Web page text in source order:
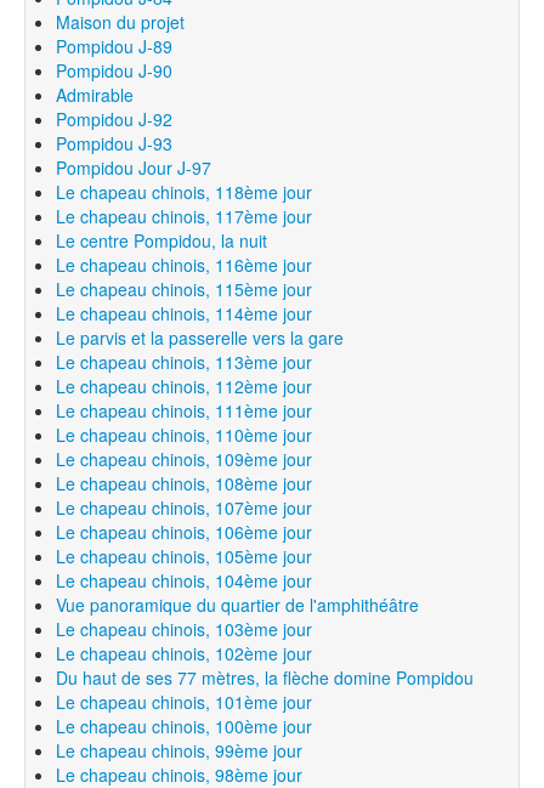
Maison du projet
Pompidou J-89
Pompidou J-90
Admirable
Pompidou J-92
Pompidou J-93
Pompidou Jour J-97
Le chapeau chinois, 118ème jour
Le chapeau chinois, 117ème jour
Le centre Pompidou, la nuit
Le chapeau chinois, 116ème jour
Le chapeau chinois, 115ème jour
Le chapeau chinois, 114ème jour
Le parvis et la passerelle vers la gare
Le chapeau chinois, 113ème jour
Le chapeau chinois, 112ème jour
Le chapeau chinois, 111ème jour
Le chapeau chinois, 110ème jour
Le chapeau chinois, 109ème jour
Le chapeau chinois, 108ème jour
Le chapeau chinois, 107ème jour
Le chapeau chinois, 106ème jour
Le chapeau chinois, 105ème jour
Le chapeau chinois, 104ème jour
Vue panoramique du quartier de l'amphithéâtre
Le chapeau chinois, 103ème jour
Le chapeau chinois, 102ème jour
Du haut de ses 77 mètres, la flèche domine Pompidou
Le chapeau chinois, 101ème jour
Le chapeau chinois, 100ème jour
Le chapeau chinois, 99ème jour
Le chapeau chinois, 98ème jour